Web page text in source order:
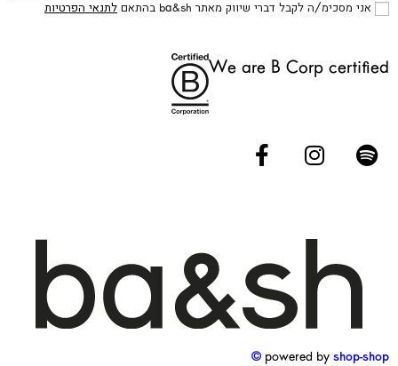
אני מסכימ/ה לקבל דברי שיווק מאתר ba&sh בהתאם לתנאי הפרטיות
We are B Corp certified
powered by shop-shop ©️